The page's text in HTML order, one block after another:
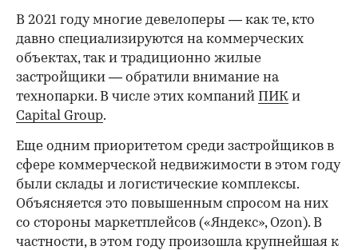
В 2021 году многие девелоперы — как те, кто
давно специализируются на коммерческих
объектах, так и традиционно жилые
застройщики — обратили внимание на
технопарки. В числе этих компаний ПИК и
Capital Group.
Еще одним приоритетом среди застройщиков в
сфере коммерческой недвижимости в этом году
были склады и логистические комплексы.
Объясняется это повышенным спросом на них
со стороны маркетплейсов («Яндекс», Ozon). В
частности, в этом году произошла крупнейшая к